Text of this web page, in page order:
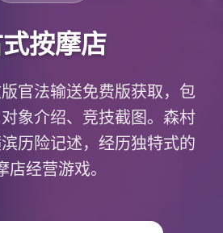
按摩店
官法输送免费版获取，包
象介绍、竞技截图。森村
历险记述，经历独特式的
店经营游戏。